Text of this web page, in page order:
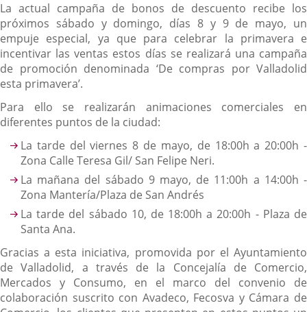
La actual campaña de bonos de descuento recibe los
próximos sábado y domingo, días 8 y 9 de mayo, un
empuje especial, ya que para celebrar la primavera e
incentivar las ventas estos días se realizará una campaña
de promoción denominada ‘De compras por Valladolid
esta primavera’.
Para ello se realizarán animaciones comerciales en
diferentes puntos de la ciudad:
La tarde del viernes 8 de mayo, de 18:00h a 20:00h -
Zona Calle Teresa Gil/ San Felipe Neri.
La mañana del sábado 9 mayo, de 11:00h a 14:00h -
Zona Mantería/Plaza de San Andrés
La tarde del sábado 10, de 18:00h a 20:00h - Plaza de
Santa Ana.
Gracias a esta iniciativa, promovida por el Ayuntamiento
de Valladolid, a través de la Concejalía de Comercio,
Mercados y Consumo, en el marco del convenio de
colaboración suscrito con Avadeco, Fecosva y Cámara de